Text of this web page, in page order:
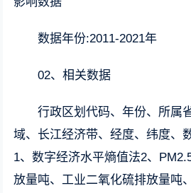
数据年份:2011-2021年
02、相关数据
行政区划代码、年份、所属
域、长江经济带、经度、纬度、
1、数字经济水平熵值法2、
放量吨、工业二氧化硫排放量吨